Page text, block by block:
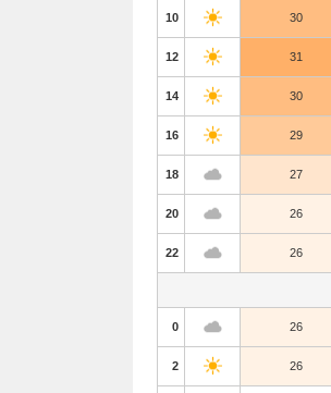
10 30
12 31
14 30
16 29
18 27
20 26
22 26
0 26
2 26